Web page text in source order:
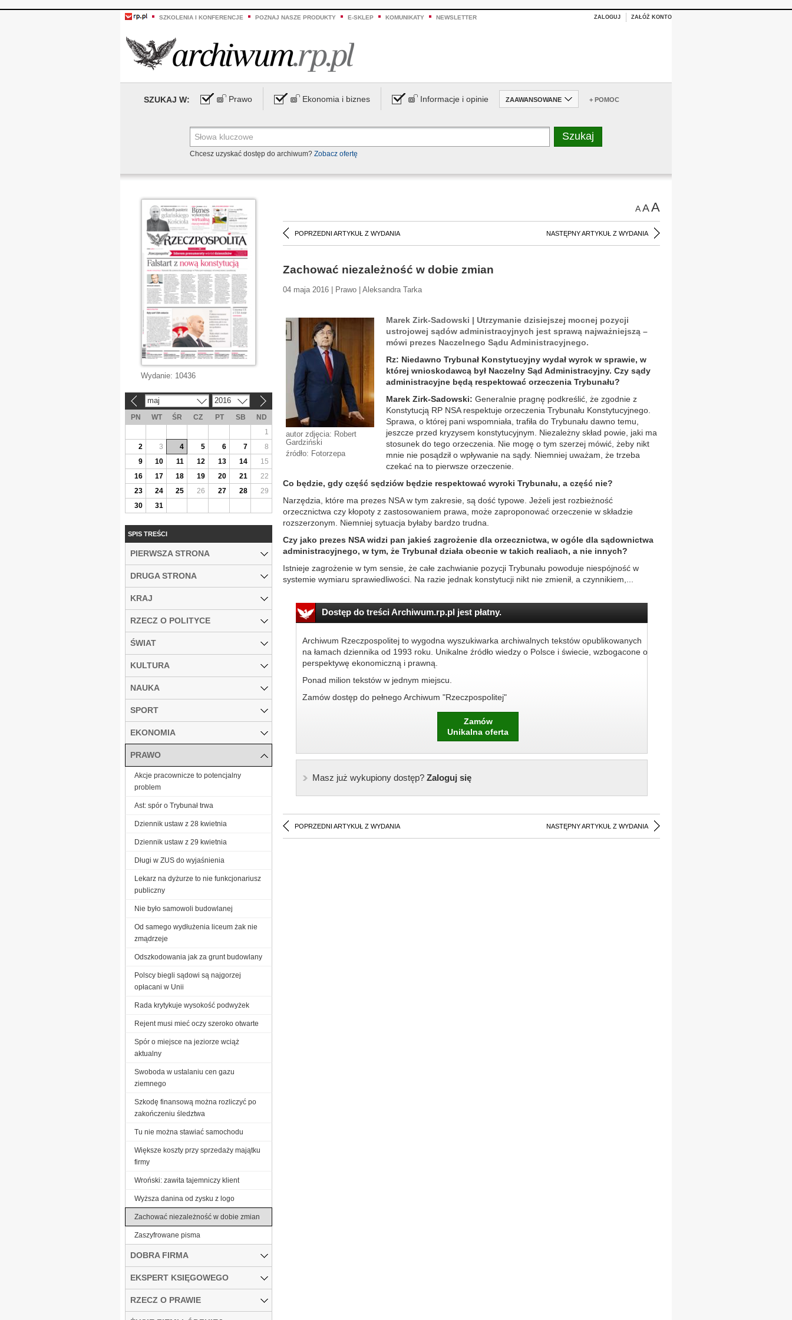
SZKOLENIA I KONFERENCJE POZNAJ NASZE PRODUKTY E-SKLEP KOMUNIKATY NEWSLETTER ZALOGUJ ZAŁÓŻ KONTO
SZUKAJ W: Prawo Ekonomia i biznes Informacje i opinie ZAAWANSOWANE + POMOC
Chcesz uzyskać dostęp do archiwum? Zobacz ofertę
AAA
POPRZEDNI ARTYKUŁ Z WYDANIA NASTĘPNY ARTYKUŁ Z WYDANIA
Zachować niezależność w dobie zmian
04 maja 2016 | Prawo | Aleksandra Tarka
autor zdjęcia: Robert
Gardziński
źródło: Fotorzepa
Marek Zirk-Sadowski | Utrzymanie dzisiejszej mocnej pozycji
ustrojowej sądów administracyjnych jest sprawą najważniejszą –
mówi prezes Naczelnego Sądu Administracyjnego.
Rz: Niedawno Trybunał Konstytucyjny wydał wyrok w sprawie, w
której wnioskodawcą był Naczelny Sąd Administracyjny. Czy sądy
administracyjne będą respektować orzeczenia Trybunału?
Marek Zirk-Sadowski: Generalnie pragnę podkreślić, że zgodnie z
Konstytucją RP NSA respektuje orzeczenia Trybunału Konstytucyjnego.
Sprawa, o której pani wspomniała, trafiła do Trybunału dawno temu,
jeszcze przed kryzysem konstytucyjnym. Niezależny skład powie, jaki ma
stosunek do tego orzeczenia. Nie mogę o tym szerzej mówić, żeby nikt
mnie nie posądził o wpływanie na sądy. Niemniej uważam, że trzeba
czekać na to pierwsze orzeczenie.
Co będzie, gdy część sędziów będzie respektować wyroki Trybunału, a część nie?
Narzędzia, które ma prezes NSA w tym zakresie, są dość typowe. Jeżeli jest rozbieżność
orzecznictwa czy kłopoty z zastosowaniem prawa, może zaproponować orzeczenie w składzie
rozszerzonym. Niemniej sytuacja byłaby bardzo trudna.
Czy jako prezes NSA widzi pan jakieś zagrożenie dla orzecznictwa, w ogóle dla sądownictwa
administracyjnego, w tym, że Trybunał działa obecnie w takich realiach, a nie innych?
Istnieje zagrożenie w tym sensie, że całe zachwianie pozycji Trybunału powoduje niespójność w
systemie wymiaru sprawiedliwości. Na razie jednak konstytucji nikt nie zmienił, a czynnikiem,...
Dostęp do treści Archiwum.rp.pl jest płatny.
Archiwum Rzeczpospolitej to wygodna wyszukiwarka archiwalnych tekstów opublikowanych
na łamach dziennika od 1993 roku. Unikalne źródło wiedzy o Polsce i świecie, wzbogacone o
perspektywę ekonomiczną i prawną.
Ponad milion tekstów w jednym miejscu.
Zamów dostęp do pełnego Archiwum "Rzeczpospolitej"
Zamów
Unikalna oferta
Masz już wykupiony dostęp?Zaloguj się
POPRZEDNI ARTYKUŁ Z WYDANIA NASTĘPNY ARTYKUŁ Z WYDANIA
Wydanie: 10436
maj 2016
PN WT ŚR CZ PT SB
ND
1
2
3 4 5 6 7
8
9
10 11 12 13 14
15
16
17 18 19 20 21
22
23
24 25 26 27 28
29
30
31
SPIS TREŚCI
PIERWSZA STRONA
DRUGA STRONA
KRAJ
RZECZ O POLITYCE
ŚWIAT
KULTURA
NAUKA
SPORT
EKONOMIA
PRAWO
Akcje pracownicze to potencjalny
problem
Ast: spór o Trybunał trwa
Dziennik ustaw z 28 kwietnia
Dziennik ustaw z 29 kwietnia
Długi w ZUS do wyjaśnienia
Lekarz na dyżurze to nie funkcjonariusz
publiczny
Nie było samowoli budowlanej
Od samego wydłużenia liceum żak nie
zmądrzeje
Odszkodowania jak za grunt budowlany
Polscy biegli sądowi są najgorzej
opłacani w Unii
Rada krytykuje wysokość podwyżek
Rejent musi mieć oczy szeroko otwarte
Spór o miejsce na jeziorze wciąż
aktualny
Swoboda w ustalaniu cen gazu
ziemnego
Szkodę finansową można rozliczyć po
zakończeniu śledztwa
Tu nie można stawiać samochodu
Większe koszty przy sprzedaży majątku
firmy
Wroński: zawita tajemniczy klient
Wyższa danina od zysku z logo
Zachować niezależność w dobie zmian
Zaszyfrowane pisma
DOBRA FIRMA
EKSPERT KSIĘGOWEGO
RZECZ O PRAWIE